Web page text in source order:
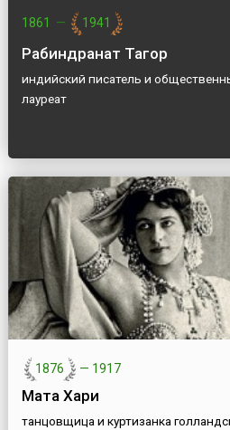
1861 — 1941
Рабиндранат Тагор
индийский писатель и
лауреат
1876 — 1917
Мата Хари
танцовщица и куртизанка